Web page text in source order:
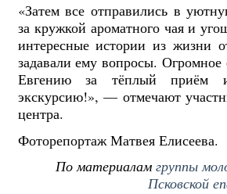
«Затем все отправились в
за кружкой ароматного чая и
интересные истории из жизни
задавали ему вопросы. Огромное
Евгению за тёплый приём
экскурсию!», — отмечают
центра.
Фоторепортаж Матвея Елисеева.
По материаламгруппы
Псковской